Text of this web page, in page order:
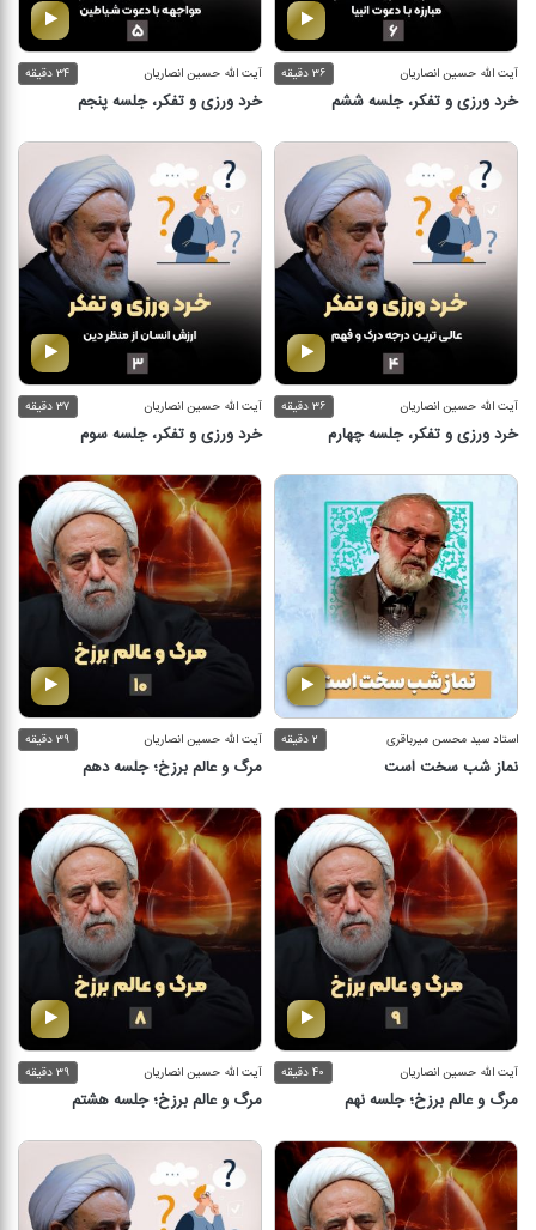
آیت الله حسین انصاریان ۳۶ دقیقه
خرد ورزی و تفکر، جلسه ششم
آیت الله حسین انصاریان ۳۴ دقیقه
خرد ورزی و تفکر، جلسه پنجم
آیت الله حسین انصاریان ۳۶ دقیقه
خرد ورزی و تفکر، جلسه چهارم
آیت الله حسین انصاریان ۳۷ دقیقه
خرد ورزی و تفکر، جلسه سوم
استاد سید محسن میرباقری ۲ دقیقه
نماز شب سخت است
آیت الله حسین انصاریان ۳۹ دقیقه
مرگ و عالم برزخ؛ جلسه دهم
آیت الله حسین انصاریان ۴۰ دقیقه
مرگ و عالم برزخ؛ جلسه نهم
آیت الله حسین انصاریان ۳۹ دقیقه
مرگ و عالم برزخ؛ جلسه هشتم